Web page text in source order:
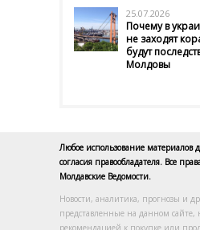
25.07.2026
Почему в
не заходят
будут
Молдовы
Любое использование материалов
согласия правообладателя. Все
Молдавские Ведомости.
Новости, аналитика, прогнозы и
представленные на данном сайте,
рекомендацией к покупке или